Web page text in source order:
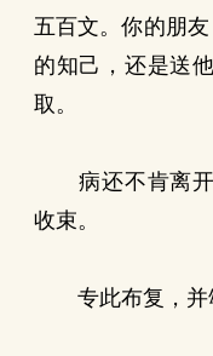
五百文。你的朋友
的知己，还是送
取。
病还不肯离开
收束。
专此布复，并